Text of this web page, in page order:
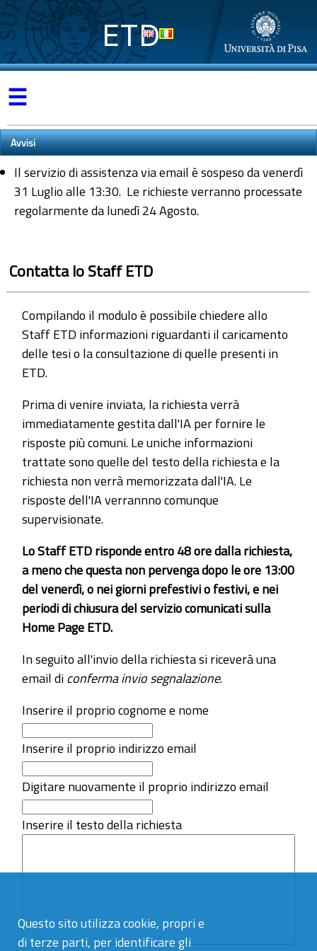
Questo sito utilizza cookie, propri e
di terze parti, per identificare gli
ETD
☰
Avvisi
Il servizio di assistenza via email è sospeso da venerdì
31 Luglio alle 13:30. Le richieste verranno processate
regolarmente da lunedì 24 Agosto.
Contatta lo Staff ETD
Compilando il modulo è possibile chiedere allo
Staff ETD informazioni riguardanti il caricamento
delle tesi o la consultazione di quelle presenti in
ETD.
Prima di venire inviata, la richiesta verrà
immediatamente gestita dall'IA per fornire le
risposte più comuni. Le uniche informazioni
trattate sono quelle del testo della richiesta e la
richiesta non verrà memorizzata dall'IA. Le
risposte dell'IA verrannno comunque
supervisionate.
Lo Staff ETD risponde entro 48 ore dalla richiesta,
a meno che questa non pervenga dopo le ore 13:00
del venerdì, o nei giorni prefestivi o festivi, e nei
periodi di chiusura del servizio comunicati sulla
Home Page ETD.
In seguito all'invio della richiesta si riceverà una
email diconferma invio segnalazione.
Inserire il proprio cognome e nome
Inserire il proprio indirizzo email
Digitare nuovamente il proprio indirizzo email
Inserire il testo della richiesta